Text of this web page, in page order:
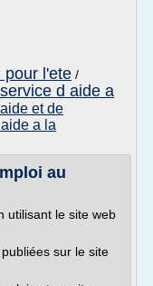
pour l'ete /
service d aide a
et de
a la
au
utilisant le site web
sur le site